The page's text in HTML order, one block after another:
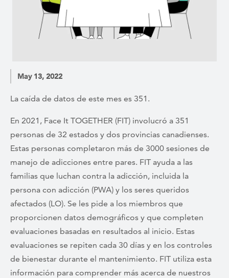
May 13, 2022
La caída de datos de este mes es 351.
En 2021, Face It TOGETHER (FIT) involucró a 351
personas de 32 estados y dos provincias canadienses.
Estas personas completaron más de 3000 sesiones de
manejo de adicciones entre pares. FIT ayuda a las
familias que luchan contra la adicción, incluida la
persona con adicción (PWA) y los seres queridos
afectados (LO). Se les pide a los miembros que
proporcionen datos demográficos y que completen
evaluaciones basadas en resultados al inicio. Estas
evaluaciones se repiten cada 30 días y en los controles
de bienestar durante el mantenimiento. FIT utiliza esta
información para comprender más acerca de nuestros